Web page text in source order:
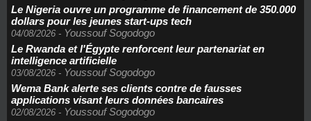
Le Nigeria ouvre un programme de financement de 350.000
dollars pour les jeunes start-ups tech
04/08/2026 - Youssouf Sogodogo
Le Rwanda et l'Égypte renforcent leur partenariat en
intelligence artificielle
03/08/2026 - Youssouf Sogodogo
Wema Bank alerte ses clients contre de fausses
applications visant leurs données bancaires
02/08/2026 - Youssouf Sogodogo